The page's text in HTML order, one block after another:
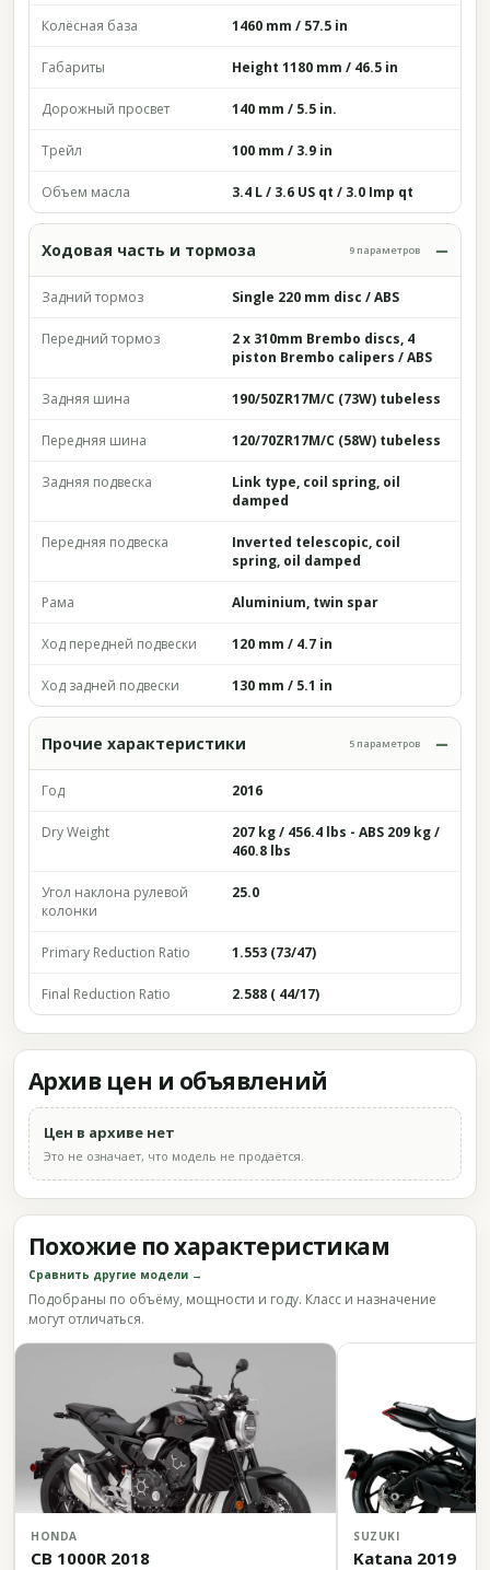
Колёсная база 1460 mm / 57.5 in
Габариты Height 1180 mm / 46.5 in
Дорожный просвет 140 mm / 5.5 in.
Трейл 100 mm / 3.9 in
Объем масла 3.4 L / 3.6 US qt / 3.0 Imp qt
Ходовая часть и тормоза 9 параметров
Задний тормоз Single 220 mm disc / ABS
Передний тормоз
2 x 310mm Brembo discs, 4
piston Brembo calipers / ABS
Задняя шина 190/50ZR17M/C (73W) tubeless
Передняя шина 120/70ZR17M/C (58W) tubeless
Задняя подвеска
Link type, coil spring, oil
damped
Передняя подвеска
Inverted telescopic, coil
spring, oil damped
Рама Aluminium, twin spar
Ход передней подвески 120 mm / 4.7 in
Ход задней подвески 130 mm / 5.1 in
Прочие характеристики 5 параметров
Год 2016
Dry Weight
207 kg / 456.4 lbs - ABS 209 kg /
460.8 lbs
Угол наклона рулевой
колонки
25.0
Primary Reduction Ratio 1.553 (73/47)
Final Reduction Ratio 2.588 ( 44/17)
Архив цен и объявлений
Цен в архиве нет
Это не означает, что модель не продаётся.
Похожие по характеристикам
Сравнить другие модели →
Подобраны по объёму, мощности и году. Класс и назначение
могут отличаться.
HONDA
CB 1000R 2018
SUZUKI
Katana 2019